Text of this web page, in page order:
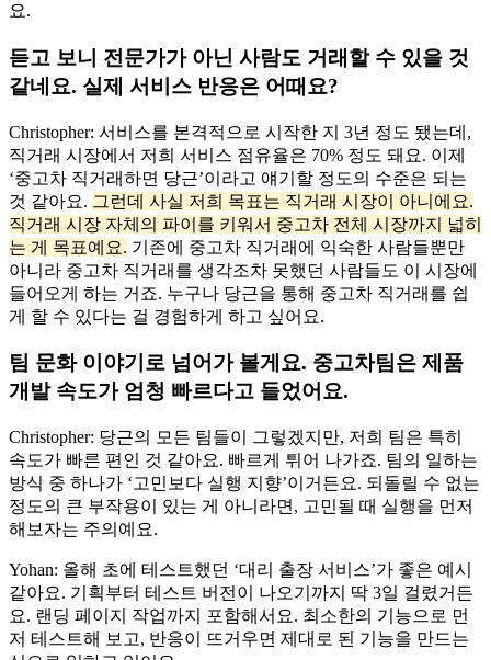
요.
듣고 보니 전문가가 아닌 사람도 거래할 수 있을 것
같네요. 실제 서비스 반응은 어때요?
Christopher: 서비스를 본격적으로 시작한 지 3년 정도 됐는데,
직거래 시장에서 저희 서비스 점유율은 70% 정도 돼요. 이제
‘중고차 직거래하면 당근’이라고 얘기할 정도의 수준은 되는
것 같아요. 그런데 사실 저희 목표는 직거래 시장이 아니에요.
직거래 시장 자체의 파이를 키워서 중고차 전체 시장까지 넓히
는 게 목표예요. 기존에 중고차 직거래에 익숙한 사람들뿐만
아니라 중고차 직거래를 생각조차 못했던 사람들도 이 시장에
들어오게 하는 거죠. 누구나 당근을 통해 중고차 직거래를 쉽
게 할 수 있다는 걸 경험하게 하고 싶어요.
팀 문화 이야기로 넘어가 볼게요. 중고차팀은 제품
개발 속도가 엄청 빠르다고 들었어요.
Christopher: 당근의 모든 팀들이 그렇겠지만, 저희 팀은 특히
속도가 빠른 편인 것 같아요. 빠르게 튀어 나가죠. 팀의 일하는
방식 중 하나가 ‘고민보다 실행 지향’이거든요. 되돌릴 수 없는
정도의 큰 부작용이 있는 게 아니라면, 고민될 때 실행을 먼저
해보자는 주의예요.
Yohan: 올해 초에 테스트했던 ‘대리 출장 서비스’가 좋은 예시
같아요. 기획부터 테스트 버전이 나오기까지 딱 3일 걸렸거든
요. 랜딩 페이지 작업까지 포함해서요. 최소한의 기능으로 먼
저 테스트해 보고, 반응이 뜨거우면 제대로 된 기능을 만드는